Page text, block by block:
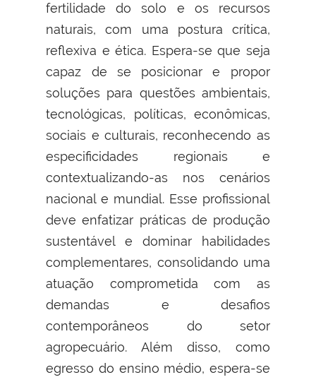
fertilidade do solo e os recursos
naturais, com uma postura crítica,
reflexiva e ética. Espera-se que seja
capaz de se posicionar e propor
soluções para questões ambientais,
tecnológicas, políticas, econômicas,
sociais e culturais, reconhecendo as
especificidades regionais e
contextualizando-as nos cenários
nacional e mundial. Esse profissional
deve enfatizar práticas de produção
sustentável e dominar habilidades
complementares, consolidando uma
atuação comprometida com as
demandas e desafios
contemporâneos do setor
agropecuário. Além disso, como
egresso do ensino médio, espera-se